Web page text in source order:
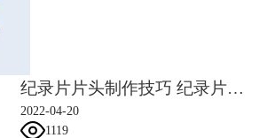
手的
纪录片片头制作技巧 纪录片片头片尾的作用
2022-04-20
1119